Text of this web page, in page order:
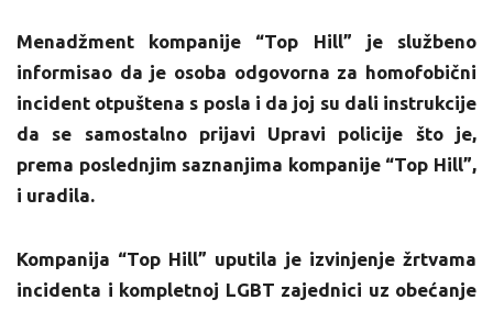
Menadžment kompanije “Top Hill” je službeno
informisao da je osoba odgovorna za homofobični
incident otpuštena s posla i da joj su dali instrukcije
da se samostalno prijavi Upravi policije što je,
prema poslednjim saznanjima kompanije “Top Hill”,
i uradila.
Kompanija “Top Hill” uputila je izvinjenje žrtvama
incidenta i kompletnoj LGBT zajednici uz obećanje